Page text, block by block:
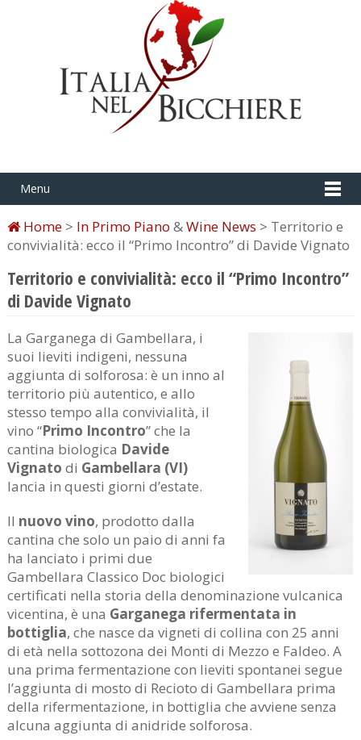
Menu
Home> In Primo Piano &Wine News > Territorio e
convivialità: ecco il “Primo Incontro” di Davide Vignato
Territorio e convivialità: ecco il “Primo Incontro”
di Davide Vignato
La Garganega di Gambellara, i
suoi lieviti indigeni, nessuna
aggiunta di solforosa: è un inno al
territorio più autentico, e allo
stesso tempo alla convivialità, il
vino “Primo Incontro” che la
cantina biologica Davide
Vignato di Gambellara (VI)
lancia in questi giorni d’estate.
Il nuovo vino, prodotto dalla
cantina che solo un paio di anni fa
ha lanciato i primi due
Gambellara Classico Doc biologici
certificati nella storia della denominazione vulcanica
vicentina, è una Garganega rifermentata in
bottiglia, che nasce da vigneti di collina con 25 anni
di età nella sottozona dei Monti di Mezzo e Faldeo. A
una prima fermentazione con lieviti spontanei segue
l’aggiunta di mosto di Recioto di Gambellara prima
della rifermentazione, in bottiglia che avviene senza
alcuna aggiunta di anidride solforosa.